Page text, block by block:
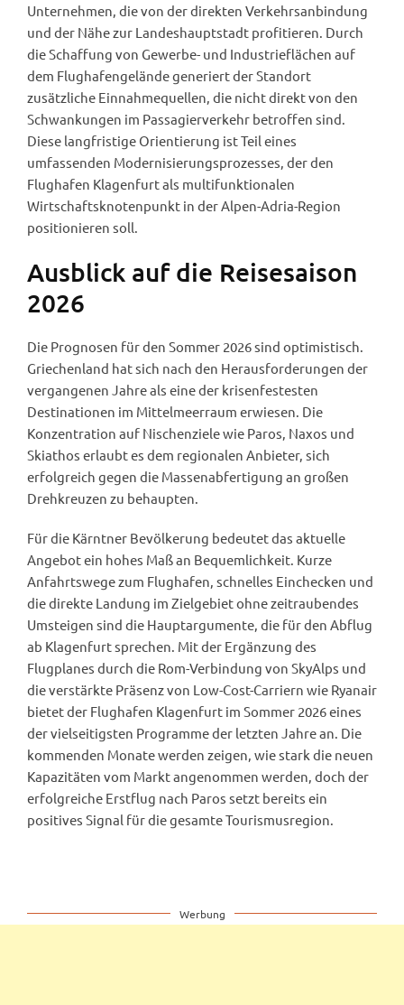
Unternehmen, die von der direkten Verkehrsanbindung
und der Nähe zur Landeshauptstadt profitieren. Durch
die Schaffung von Gewerbe- und Industrieflächen auf
dem Flughafengelände generiert der Standort
zusätzliche Einnahmequellen, die nicht direkt von den
Schwankungen im Passagierverkehr betroffen sind.
Diese langfristige Orientierung ist Teil eines
umfassenden Modernisierungsprozesses, der den
Flughafen Klagenfurt als multifunktionalen
Wirtschaftsknotenpunkt in der Alpen-Adria-Region
positionieren soll.
Ausblick auf die Reisesaison
2026
Die Prognosen für den Sommer 2026 sind optimistisch.
Griechenland hat sich nach den Herausforderungen der
vergangenen Jahre als eine der krisenfestesten
Destinationen im Mittelmeerraum erwiesen. Die
Konzentration auf Nischenziele wie Paros, Naxos und
Skiathos erlaubt es dem regionalen Anbieter, sich
erfolgreich gegen die Massenabfertigung an großen
Drehkreuzen zu behaupten.
Für die Kärntner Bevölkerung bedeutet das aktuelle
Angebot ein hohes Maß an Bequemlichkeit. Kurze
Anfahrtswege zum Flughafen, schnelles Einchecken und
die direkte Landung im Zielgebiet ohne zeitraubendes
Umsteigen sind die Hauptargumente, die für den Abflug
ab Klagenfurt sprechen. Mit der Ergänzung des
Flugplanes durch die Rom-Verbindung von SkyAlps und
die verstärkte Präsenz von Low-Cost-Carriern wie Ryanair
bietet der Flughafen Klagenfurt im Sommer 2026 eines
der vielseitigsten Programme der letzten Jahre an. Die
kommenden Monate werden zeigen, wie stark die neuen
Kapazitäten vom Markt angenommen werden, doch der
erfolgreiche Erstflug nach Paros setzt bereits ein
positives Signal für die gesamte Tourismusregion.
Werbung